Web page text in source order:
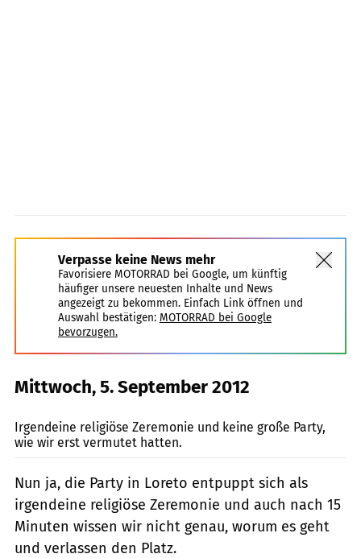
Verpasse keine News mehr
Favorisiere MOTORRAD bei Google, um künftig
häufiger unsere neuesten Inhalte und News
angezeigt zu bekommen. Einfach Link öffnen und
Auswahl bestätigen: MOTORRAD bei Google
bevorzugen.
Mittwoch, 5. September 2012
Irgendeine religiöse Zeremonie und keine große Party,
wie wir erst vermutet hatten.
Nun ja, die Party in Loreto entpuppt sich als
irgendeine religiöse Zeremonie und auch nach 15
Minuten wissen wir nicht genau, worum es geht
und verlassen den Platz.